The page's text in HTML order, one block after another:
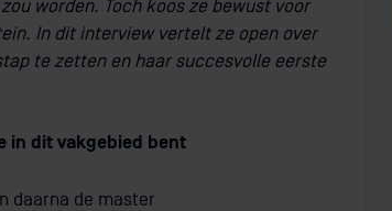
worden. Toch koos ze bewust voor
In dit interview vertelt ze open over
te zetten en haar succesvolle eerste
in dit vakgebied bent
daarna de master